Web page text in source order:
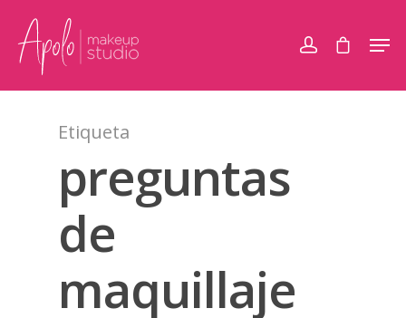
Etiqueta
preguntas
de
maquillaje